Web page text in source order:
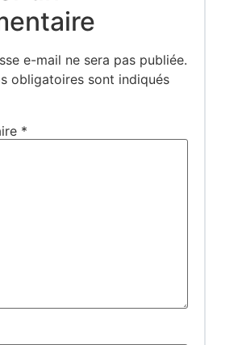
e-mail ne sera pas publiée.
obligatoires sont indiqués
*